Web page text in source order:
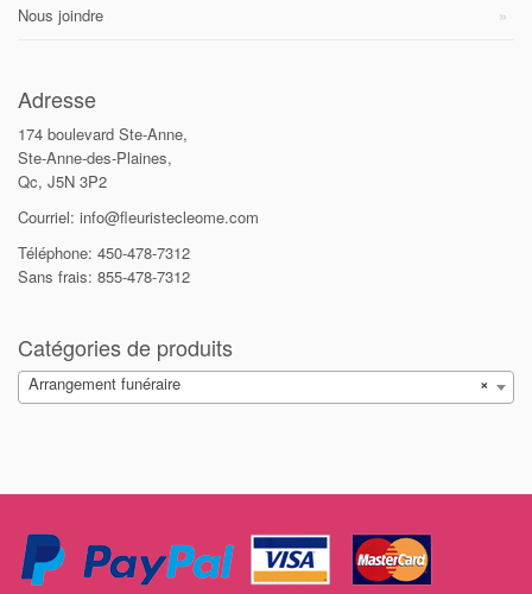
Nous joindre
Adresse
174 boulevard Ste-Anne,
Ste-Anne-des-Plaines,
Qc, J5N 3P2
Courriel: info@fleuristecleome.com
Téléphone: 450-478-7312
Sans frais: 855-478-7312
Catégories de produits
×
Arrangement funéraire